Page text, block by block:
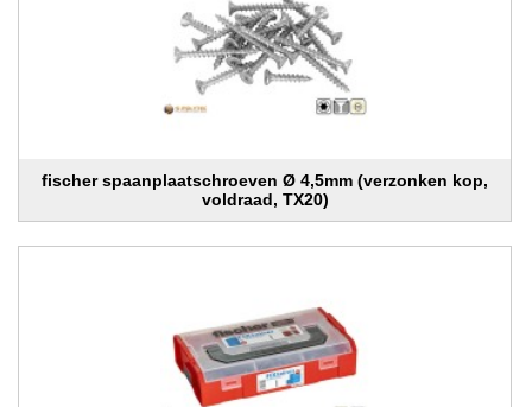
fischer spaanplaatschroeven Ø 4,5mm (verzonken kop,
voldraad, TX20)